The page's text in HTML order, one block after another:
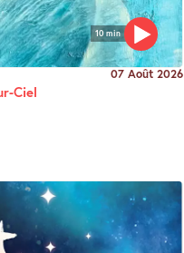
10 min
07 Août 2026
Ciel